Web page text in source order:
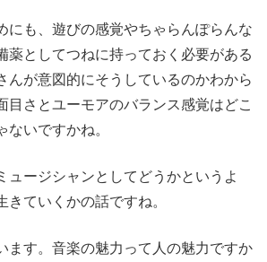
も、遊びの感覚やちゃらんぽらんな
薬としてつねに持っておく必要がある
んが意図的にそうしているのかわから
目さとユーモアのバランス感覚はどこ
ないですかね。
ージシャンとしてどうかというよ
きていくかの話ですね。
す。音楽の魅力って人の魅力ですか